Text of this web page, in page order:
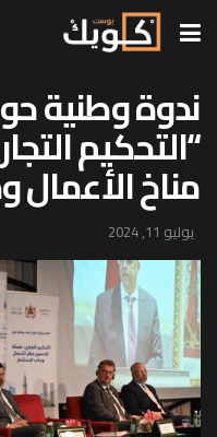
ندوة وطنية
“التحكيم
مناخ الأعمال
يوليو 11, 2024